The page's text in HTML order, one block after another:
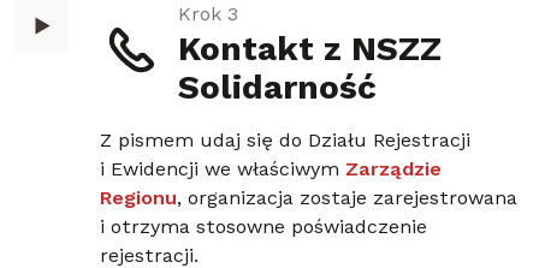
Krok 3
Kontakt z NSZZ
Solidarność
Z pismem udaj się do Działu Rejestracji
i Ewidencji we właściwym Zarządzie
Regionu, organizacja zostaje zarejestrowana
i otrzyma stosowne poświadczenie
rejestracji.